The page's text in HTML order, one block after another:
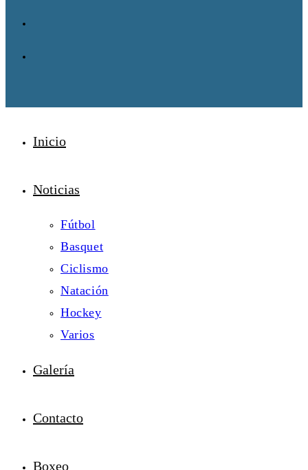
Inicio
Noticias
Fútbol
Basquet
Ciclismo
Natación
Hockey
Varios
Galería
Contacto
Boxeo